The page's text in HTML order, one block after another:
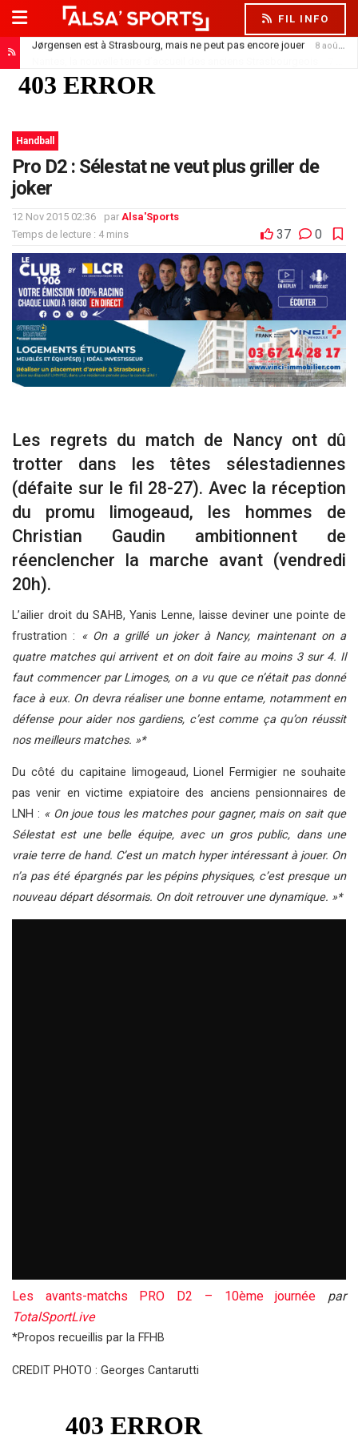
FIL INFO
Jørgensen est à Strasbourg, mais ne peut pas encore jouer
Nantes, la nouvelle terre d’accueil des anciens Strasbourgeois 7 août 2026
Handball
Pro D2 : Sélestat ne veut plus griller de
joker
12 Nov 2015 02:36 par Alsa'Sports
Temps de lecture : 4 mins
37 0
Les regrets du match de Nancy ont dû
trotter dans les têtes sélestadiennes
(défaite sur le fil 28-27). Avec la réception
du promu limogeaud, les hommes de
Christian Gaudin ambitionnent de
réenclencher la marche avant (vendredi
20h).
L’ailier droit du SAHB, Yanis Lenne, laisse deviner une pointe de
frustration : « On a grillé un joker à Nancy, maintenant on a
quatre matches qui arrivent et on doit faire au moins 3 sur 4. Il
faut commencer par Limoges, on a vu que ce n’était pas donné
face à eux. On devra réaliser une bonne entame, notamment en
défense pour aider nos gardiens, c’est comme ça qu’on réussit
nos meilleurs matches. »*
Du côté du capitaine limogeaud, Lionel Fermigier ne souhaite
pas venir en victime expiatoire des anciens pensionnaires de
LNH : « On joue tous les matches pour gagner, mais on sait que
Sélestat est une belle équipe, avec un gros public, dans une
vraie terre de hand. C’est un match hyper intéressant à jouer. On
n’a pas été épargnés par les pépins physiques, c’est presque un
nouveau départ désormais. On doit retrouver une dynamique. »*
Les avants-matchs PRO D2 – 10ème journée
par
TotalSportLive
*Propos recueillis par la FFHB
CREDIT PHOTO : Georges Cantarutti